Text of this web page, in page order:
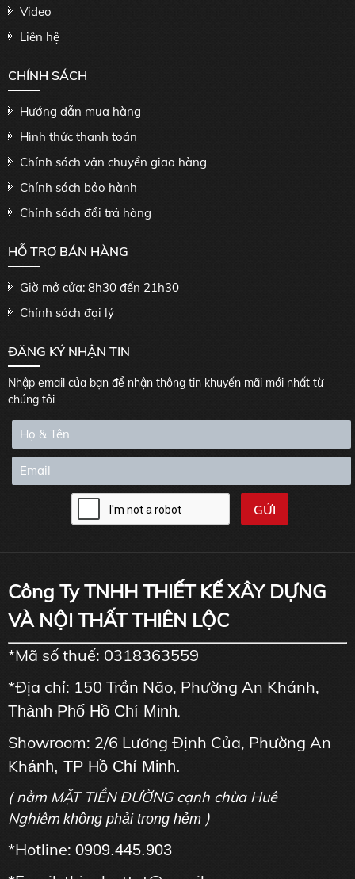
Video
Liên hệ
CHÍNH SÁCH
Hướng dẫn mua hàng
Hình thức thanh toán
Chính sách vận chuyển giao hàng
Chính sách bảo hành
Chính sách đổi trả hàng
HỖ TRỢ BÁN HÀNG
Giờ mở cửa: 8h30 đến 21h30
Chính sách đại lý
ĐĂNG KÝ NHẬN TIN
Nhập email của bạn để nhận thông tin khuyến mãi mới nhất từ
chúng tôi
Công Ty TNHH THIẾT KẾ XÂY DỰNG
VÀ NỘI THẤT THIÊN LỘC
*Mã số thuế: 0318363559
*Địa chỉ: 150 Trần Não, Phường An Khánh,
Thành Phố Hồ Chí Minh.
Showroom: 2/6 Lương Định Của, Phường An
Khánh, TP Hồ Chí Minh.
( nằm MẶT TIỀN ĐƯỜNG cạnh chùa Huê
Nghiêm không phải trong hẻm )
*Hotline: 0909.445.903